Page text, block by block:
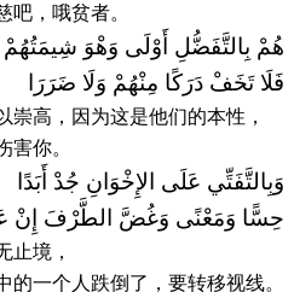
，哦贫者。
هُمْ بِالتَّفَضُّلِ أَوْلَى وَهْوَ شِيمَتُهُمْ
فَلَا تَخَفْ دَرَكًا مِنْهُمْ وَلَا ضَرَرَا
高，因为这是他们的本性，
你。
وَبِالتَّفَتِّي عَلَى الإِخْوَانِ جُدْ أَبَدًا
حِسًّا وَمَعْنًى وَغُضَّ الطَّرْفَ إِنْ
止境，
一个人跌倒了，要转移视线。